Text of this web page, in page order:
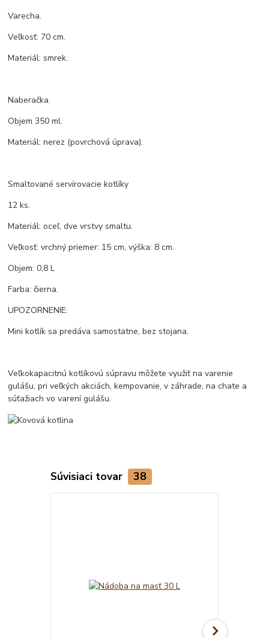
Varecha.
Veľkosť: 70 cm.
Materiál: smrek.
Naberačka.
Objem 350 ml.
Materiál: nerez (povrchová úprava).
Smaltované servírovacie kotlíky
12 ks.
Materiál: oceľ, dve vrstvy smaltu.
Veľkosť: vrchný priemer: 15 cm, výška: 8 cm.
Objem: 0,8 L
Farba: čierna.
UPOZORNENIE:
Mini kotlík sa predáva samostatne, bez stojana.
Veľkokapacitnú kotlíkovú súpravu môžete využiť na varenie
gulášu, pri veľkých akciách, kempovanie, v záhrade, na chate a
súťažiach vo varení gulášu.
Súvisiaci tovar 38